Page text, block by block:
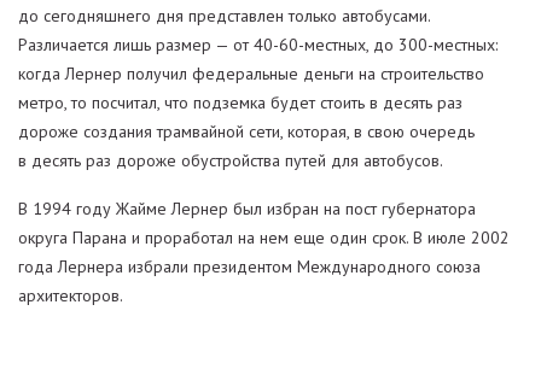
до сегодняшнего дня представлен только автобусами.
Различается лишь размер — от 40-60-местных, до 300-местных:
когда Лернер получил федеральные деньги на строительство
метро, то посчитал, что подземка будет стоить в десять раз
дороже создания трамвайной сети, которая, в свою очередь
в десять раз дороже обустройства путей для автобусов.
В 1994 году Жайме Лернер был избран на пост губернатора
округа Парана и проработал на нем еще один срок. В июле 2002
года Лернера избрали президентом Международного союза
архитекторов.